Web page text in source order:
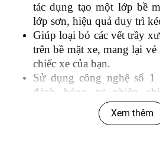
tác dụng tạo một lớp bề
lớp sơn, hiệu quả duy trì
Giúp loại bỏ các vết trầy
trên bề mặt xe, mang lại
chiếc xe của bạn.
Sử dụng công nghệ số
đánh bóng tự nhiên
Carnauba Wax với tính
hồi màu sơn xe một cách
Xem thêm